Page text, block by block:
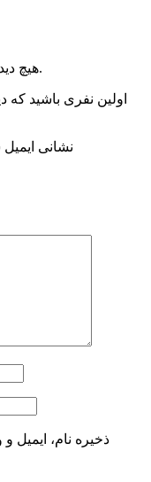
هیچ دیدگاهی برای این محصول نوشته نشده است.
اولین نفری باشید
نشانی
ذخیره نام، ایمیل